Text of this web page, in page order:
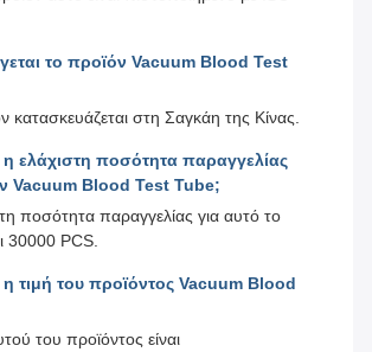
το προϊόν Vacuum Blood Test
κατασκευάζεται στη Σαγκάη της Κίνας.
η ελάχιστη ποσότητα παραγγελίας
Vacuum Blood Test Tube;
ποσότητα παραγγελίας για αυτό το
30000 PCS.
η τιμή του προϊόντος Vacuum Blood
του προϊόντος είναι